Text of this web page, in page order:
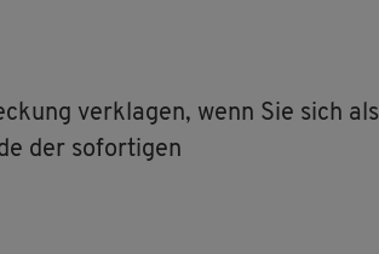
ver­kla­gen, wenn Sie sich als
der so­for­ti­gen